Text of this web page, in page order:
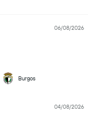
06/08/2026
Burgos
04/08/2026